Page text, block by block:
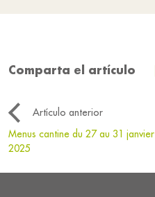
Comparta el artículo
Artículo anterior
Menus cantine du 27 au 31 janvier
2025